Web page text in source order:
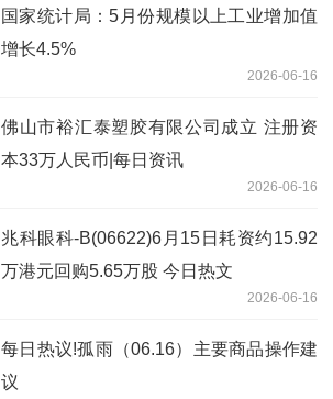
国家统计局：5月份规模以上工业增加值
增长4.5%
2026-06-16
佛山市裕汇泰塑胶有限公司成立 注册资
本33万人民币|每日资讯
2026-06-16
兆科眼科-B(06622)6月15日耗资约15.92
万港元回购5.65万股 今日热文
2026-06-16
每日热议!孤雨（06.16）主要商品操作建
议